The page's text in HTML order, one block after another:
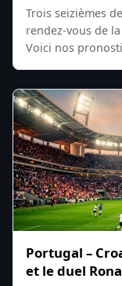
Trois seizièmes
rendez-vous de
Voici nos
Portugal –
et le duel